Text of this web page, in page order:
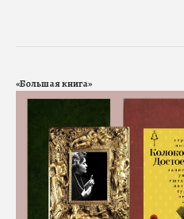
«Большая книга»